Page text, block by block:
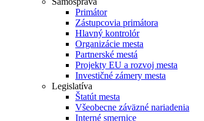
Primátor
Zástupcovia primátora
Hlavný kontrolór
Organizácie mesta
Partnerské mestá
Projekty EU a rozvoj mesta
Investičné zámery mesta
Legislatíva
Štatút mesta
Všeobecne záväzné nariadenia
Interné smernice